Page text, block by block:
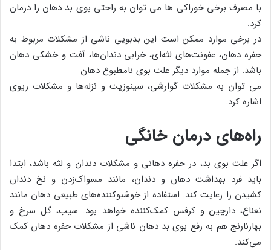
با مصرف برخی خوراکی ها می توان به راحتی بوی بد دهان را درمان
کرد.
در برخی موارد ممکن است این بدبویی ناشی از مشکلات مربوط به
حفره دهان، عفونت‌های لثه‌ای، خرابی دندان‌ها، آفت و خشکی دهان
باشد. از جمله موارد دیگر علت بوی نامطبوع دهان
می توان به مشکلات گوارشی، سینوزیت و نزله‌ها و مشکلات ریوی
اشاره کرد.
راه‌های درمان خانگی
اگر علت بوی بد، در حفره دهانی و مشکلات دندان و لثه باشد، ابتدا
باید فرد بهداشت دهان و دندان، مانند مسواک‌زدن و نخ دندان
کشیدن را رعایت کند. استفاده از خوشبوکننده‌های طبیعی دهان مانند
نعناع، دارچین و کرفس کمک‌کننده خواهد بود. سیب، گل سرخ و
بهارنارنج هم به رفع بوی بد دهان ناشی از مشکلات حفره دهان کمک‌
می‌کند.